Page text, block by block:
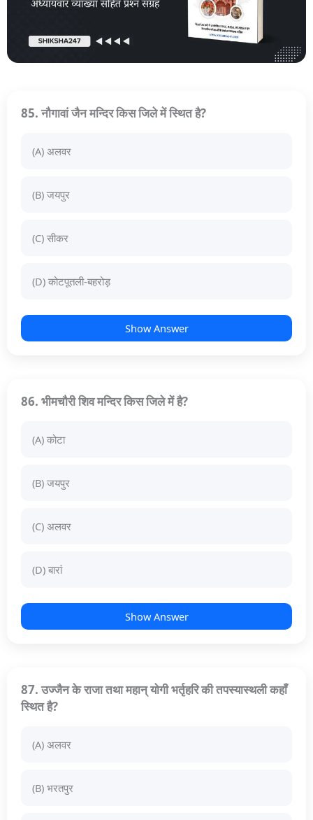
85. नौगावां जैन मन्दिर किस जिले में स्थित है?
(A) अलवर
(B) जयपुर
(C) सीकर
(D) कोटपूतली-बहरोड़
Show Answer
86. भीमचौरी शिव मन्दिर किस जिले में है?
(A) कोटा
(B) जयपुर
(C) अलवर
(D) बारां
Show Answer
87. उज्जैन के राजा तथा महान् योगी भर्तृहरि की तपस्यास्थली कहाँ
स्थित है?
(A) अलवर
(B) भरतपुर